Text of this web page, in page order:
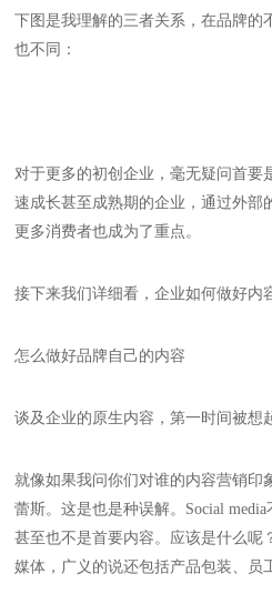
下图是我理解的三者关系，在品牌的
也不同：
对于更多的初创企业，毫无疑问首要
速成长甚至成熟期的企业，通过外部
更多消费者也成为了重点。
接下来我们详细看，企业如何做好内
怎么做好品牌自己的内容
谈及企业的原生内容，第一时间被想
就像如果我问你们对谁的内容营销印
蕾斯。这是也是种误解。Social
甚至也不是首要内容。应该是什么呢
媒体，广义的说还包括产品包装、员